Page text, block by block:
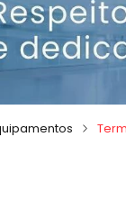
Algodão
Almotolia